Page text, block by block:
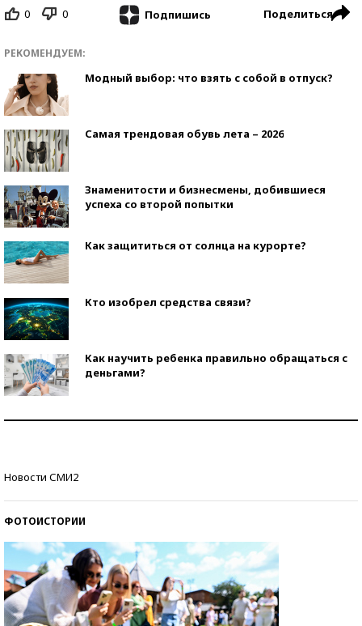
0 0 Подпишись Поделиться
РЕКОМЕНДУЕМ:
Модный выбор: что взять с собой в отпуск?
Самая трендовая обувь лета – 2026
Знаменитости и бизнесмены, добившиеся
успеха со второй попытки
Как защититься от солнца на курорте?
Кто изобрел средства связи?
Как научить ребенка правильно обращаться с
деньгами?
Новости СМИ2
ФОТОИСТОРИИ